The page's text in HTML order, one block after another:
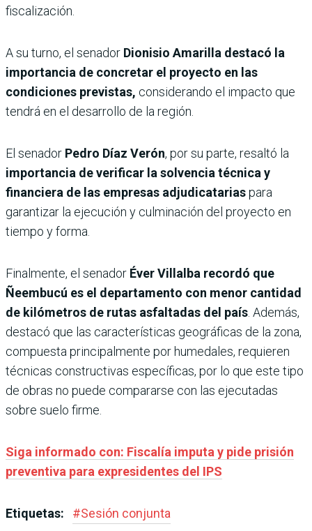
fiscalización.
A su turno, el senador Dionisio Amarilla destacó la
importancia de concretar el proyecto en las
condiciones previstas, considerando el impacto que
tendrá en el desarrollo de la región.
El senador Pedro Díaz Verón, por su parte, resaltó la
importancia de verificar la solvencia técnica y
financiera de las empresas adjudicatariaspara
garantizar la ejecución y culminación del proyecto en
tiempo y forma.
Finalmente, el senador Éver Villalba recordó que
Ñeembucú es el departamento con menor cantidad
de kilómetros de rutas asfaltadas del país. Además,
destacó que las características geográficas de la zona,
compuesta principalmente por humedales, requieren
técnicas constructivas específicas, por lo que este tipo
de obras no puede compararse con las ejecutadas
sobre suelo firme.
Siga informado con: Fiscalía imputa y pide prisión
preventiva para expresidentes del IPS
Etiquetas: #Sesión conjunta